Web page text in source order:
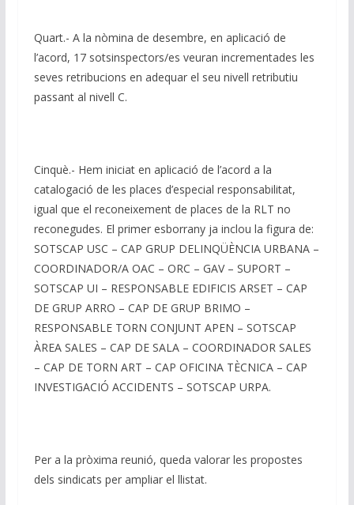
Quart.- A la nòmina de desembre, en aplicació de
l’acord, 17 sotsinspectors/es veuran incrementades les
seves retribucions en adequar el seu nivell retributiu
passant al nivell C.
Cinquè.- Hem iniciat en aplicació de l’acord a la
catalogació de les places d’especial responsabilitat,
igual que el reconeixement de places de la RLT no
reconegudes. El primer esborrany ja inclou la figura de:
SOTSCAP USC – CAP GRUP DELINQÜÈNCIA URBANA –
COORDINADOR/A OAC – ORC – GAV – SUPORT –
SOTSCAP UI – RESPONSABLE EDIFICIS ARSET – CAP
DE GRUP ARRO – CAP DE GRUP BRIMO –
RESPONSABLE TORN CONJUNT APEN – SOTSCAP
ÀREA SALES – CAP DE SALA – COORDINADOR SALES
– CAP DE TORN ART – CAP OFICINA TÈCNICA – CAP
INVESTIGACIÓ ACCIDENTS – SOTSCAP URPA.
Per a la pròxima reunió, queda valorar les propostes
dels sindicats per ampliar el llistat.